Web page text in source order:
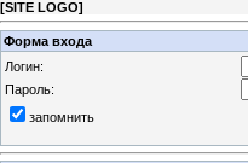
[SITE LOGO]
Форма входа
Логин:
Пароль:
запомнить